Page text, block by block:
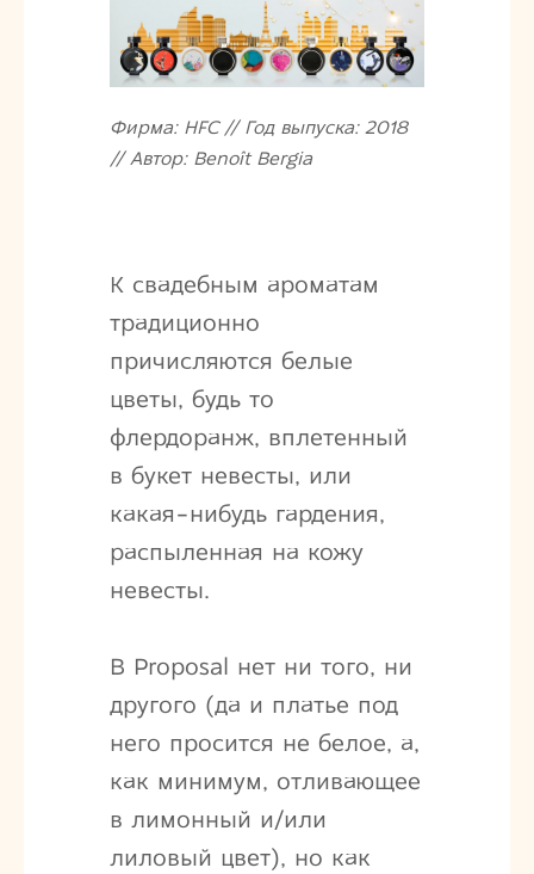
Фирма: HFC // Год выпуска: 2018
// Автор: Benoît Bergia
К свадебным ароматам
традиционно
причисляются белые
цветы, будь то
флердоранж, вплетенный
в букет невесты, или
какая-нибудь гардения,
распыленная на кожу
невесты.
В Proposal нет ни того, ни
другого (да и платье под
него просится не белое, а,
как минимум, отливающее
в лимонный и/или
лиловый цвет), но как